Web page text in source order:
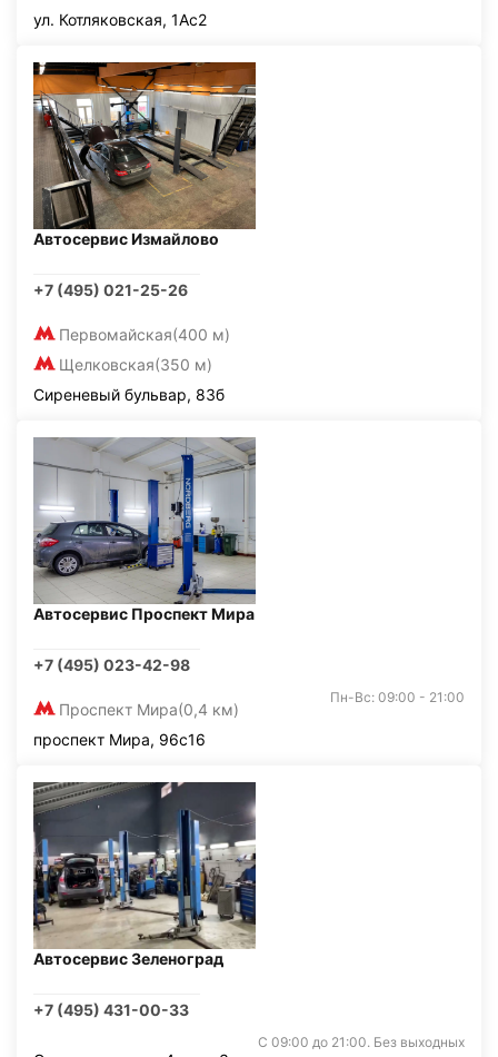
ул. Котляковская, 1Ас2
Автосервис Измайлово
+7 (495) 021-25-26
Первомайская(400 м)
Щелковская(350 м)
Сиреневый бульвар, 83б
Автосервис Проспект Мира
+7 (495) 023-42-98
Проспект Мира(0,4 км)
Пн-Вс: 09:00 - 21:00
проспект Мира, 96с16
Автосервис Зеленоград
+7 (495) 431-00-33
С 09:00 до 21:00. Без выходных